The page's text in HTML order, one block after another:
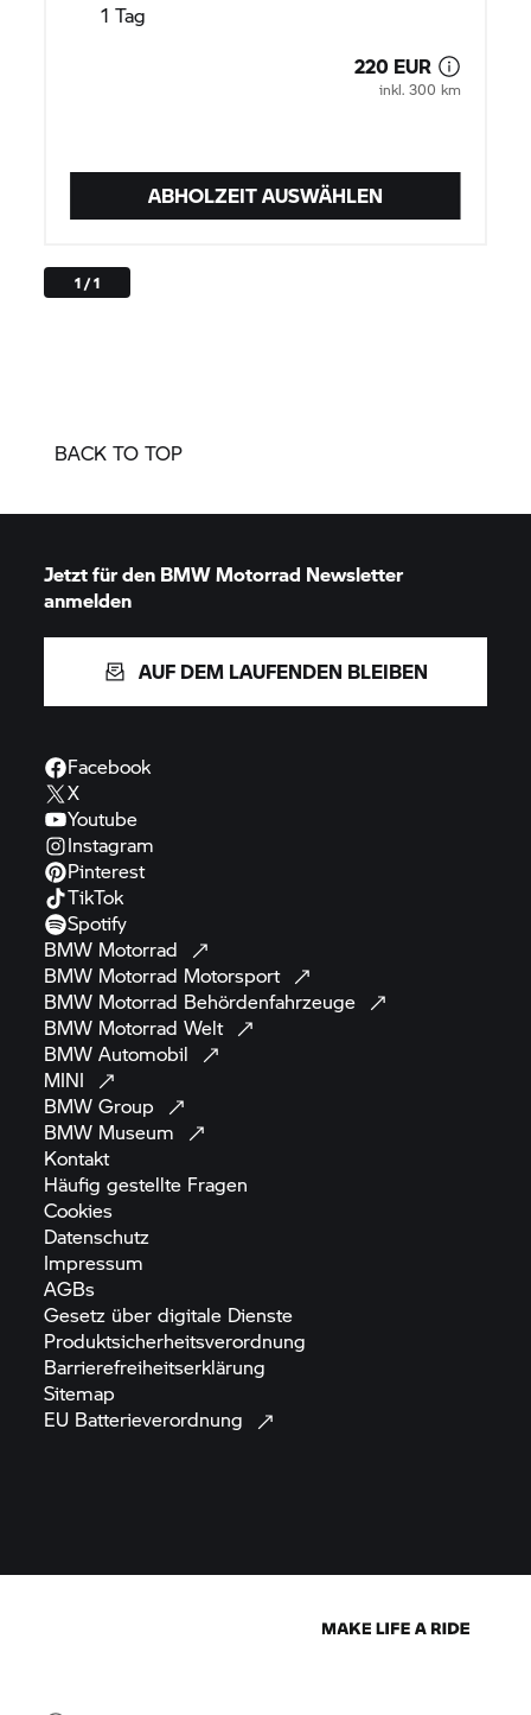
1 / 1
ABHOLZEIT AUSWÄHLEN
1 Tag
220 EUR
inkl. 300 km
BACK TO TOP
Jetzt für den BMW Motorrad Newsletter
anmelden
AUF DEM LAUFENDEN BLEIBEN
Facebook
X
Youtube
Instagram
Pinterest
TikTok
Spotify
BMW Motorrad
BMW Motorrad Motorsport
BMW Motorrad Behördenfahrzeuge
BMW Motorrad Welt
BMWAutomobil
MINI
BMWGroup
BMW Museum
Kontakt
Häufig gestellte Fragen
Cookies
Datenschutz
Impressum
AGBs
Gesetz über digitale Dienste
Produktsicherheitsverordnung
Barrierefreiheitserklärung
Sitemap
EU Batterieverordnung